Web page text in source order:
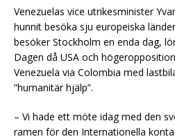
Venezuelas vice utrikesminister
hunnit besöka sju europeiska
besöker Stockholm en enda dag,
Dagen då USA och
Venezuela via Colombia med
”humanitär hjälp”.
– Vi hade ett möte idag med den
ramen för den Internationella